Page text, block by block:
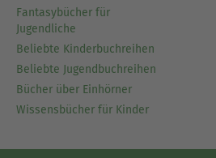
Fantasybücher für
Jugendliche
Beliebte Kinderbuchreihen
Beliebte Jugendbuchreihen
Bücher über Einhörner
Wissensbücher für Kinder